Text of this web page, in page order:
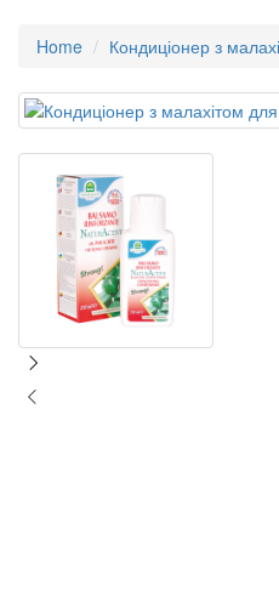
Home Кондиціонер з